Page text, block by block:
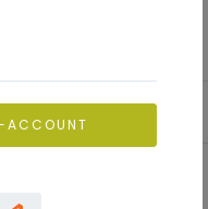
ACCOUNT